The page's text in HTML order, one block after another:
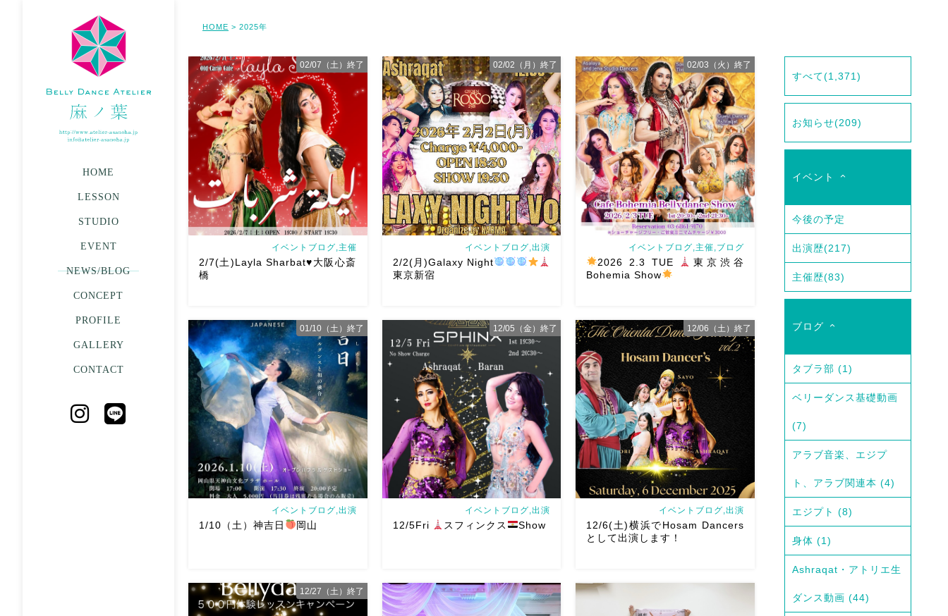
HOME
LESSON
STUDIO
EVENT
NEWS/BLOG
CONCEPT
PROFILE
GALLERY
CONTACT
HOME > 2025年
すべて(1,371)
お知らせ(209)
イベント
今後の予定
出演歴(217)
主催歴(83)
ブログ
タブラ部 (1)
ベリーダンス基礎動画
(7)
アラブ音楽、エジプ
ト、アラブ関連本 (4)
エジプト (8)
身体 (1)
Ashraqat・アトリエ生
ダンス動画 (44)
Naguさんと大阪で踊ります ♥️ ぜひ遊び
にいらしてくださいね
ご予約お待ち
しております
Old Cairo Cafe
Nagu × Ashraqat Bellydance
ShowLayla Sh […]
イベントブログ,主催
2/7(土)Layla Sharbat♥️大阪心斎
橋
02/07（土）終了
2026/2/2はKarmaさんプロデュース
Galaxy Night
@galaxy_night_karma 去年エジプト
で同室だったilicoさんも♥️その他素
敵なダンサーさんに刺激的 […]
イベントブログ,出演
2/2(月)Galaxy Night
東京新宿
02/02（月）終了
来年！！2026/2/3火Asalayaさん主
催 Cafe Bohemia Bellydance Show
出演させていただきます
ー！スペシャルゲストはTixi様
て素敵すぎるダンサー […]
イベントブログ,主催,ブログ
2026 2.3 TUE
東京渋谷
Bohemia Show
02/03（火）終了
1/10土Ricoさん主催神吉日に出演させ
イベントブログ,出演
1/10（土）神吉日 岡山
01/10（土）終了
イベントブログ,出演
12/5Fri スフィンクス Show
12/05（金）終了
イベントブログ,出演
12/6(土)横浜でHosam Dancers
として出演します！
12/06（土）終了
12/27（土）終了